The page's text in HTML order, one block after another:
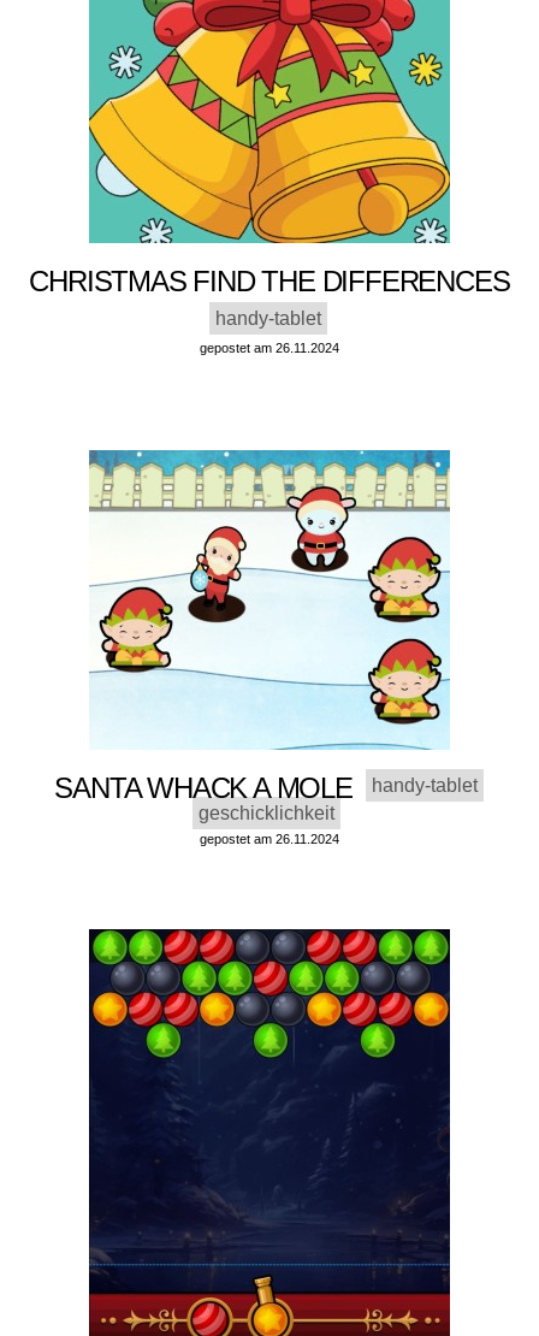
CHRISTMAS FIND THE DIFFERENCES
handy-tablet
gepostet am 26.11.2024
SANTA WHACK A MOLE
handy-tablet
geschicklichkeit
gepostet am 26.11.2024